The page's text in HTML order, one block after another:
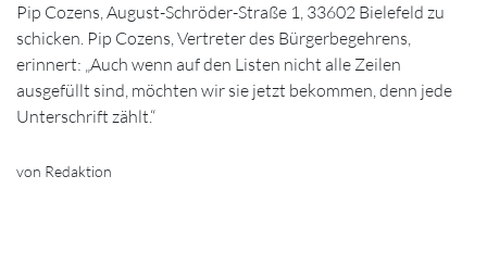
Pip Cozens, August-Schröder-Straße 1, 33602 Bielefeld zu
schicken. Pip Cozens, Vertreter des Bürgerbegehrens,
erinnert: „Auch wenn auf den Listen nicht alle Zeilen
ausgefüllt sind, möchten wir sie jetzt bekommen, denn jede
Unterschrift zählt.“
von Redaktion